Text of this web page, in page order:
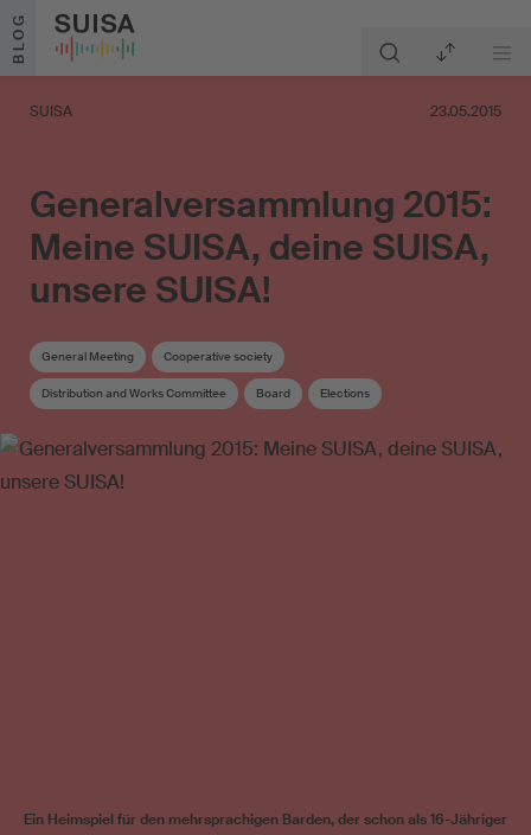
Skip to content
BLOG
SUISA 23.05.2015
Generalversammlung 2015:
Meine SUISA, deine SUISA,
unsere SUISA!
General Meeting Cooperative society
Distribution and Works Committee Board Elections
Ein Heimspiel für den mehrsprachigen Barden, der schon als 16-Jähriger